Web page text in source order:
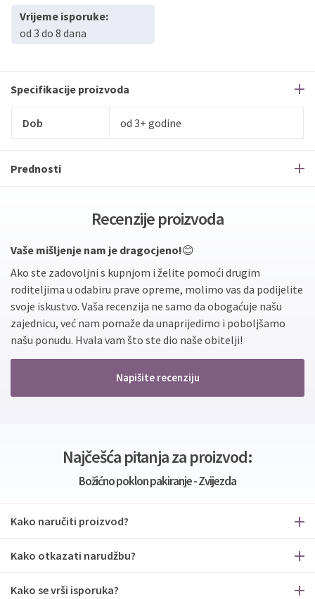
Vrijeme isporuke:
od 3 do 8 dana
Specifikacije proizvoda
Dob od 3+ godine
Prednosti
Recenzije proizvoda
Vaše mišljenje nam je dragocjeno!😊
Ako ste zadovoljni s kupnjom i želite pomoći drugim
roditeljima u odabiru prave opreme, molimo vas da podijelite
svoje iskustvo. Vaša recenzija ne samo da obogaćuje našu
zajednicu, već nam pomaže da unaprijedimo i poboljšamo
našu ponudu. Hvala vam što ste dio naše obitelji!
Napišite recenziju
Najčešća pitanja za proizvod:
Božićno poklon pakiranje - Zvijezda
Kako naručiti proizvod?
Kako otkazati narudžbu?
Kako se vrši isporuka?